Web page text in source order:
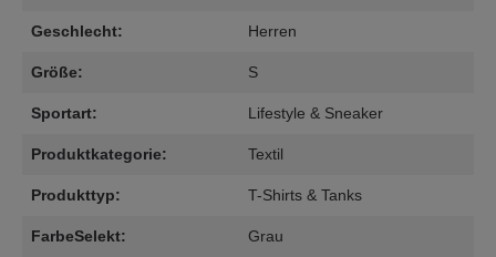
Geschlecht: Herren
Größe: S
Sportart: Lifestyle & Sneaker
Produktkategorie: Textil
Produkttyp: T-Shirts & Tanks
FarbeSelekt: Grau